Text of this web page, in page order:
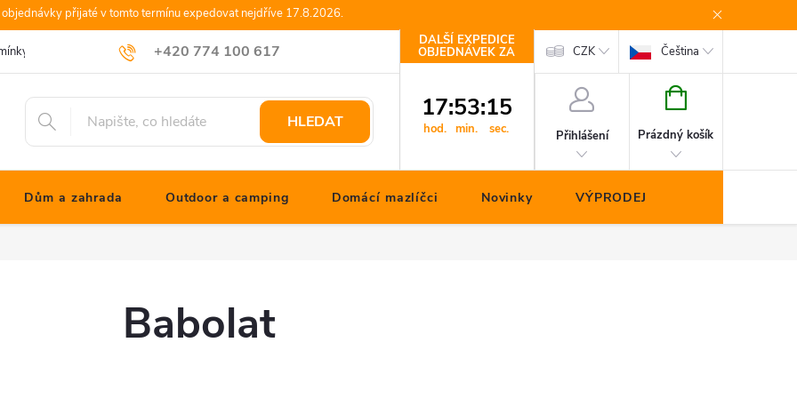
přijaté v tomto termínu expedovat nejdříve 17.8.2026.
+420 774 100 617
info@jonathanshop.cz
Podmínky ochrany osobních údajů Blog JONATHANshop.cz Kontakty CZK Čeština
HLEDAT
DALŠÍ EXPEDICE
OBJEDNÁVEK ZA
17
hod.
:53
min.
:14
sec. Přihlášení
NÁKUPNÍ
Prázdný košík
Dům a zahrada Outdoor a camping Domácí mazlíčci Novinky VÝPRODEJ
Babolat